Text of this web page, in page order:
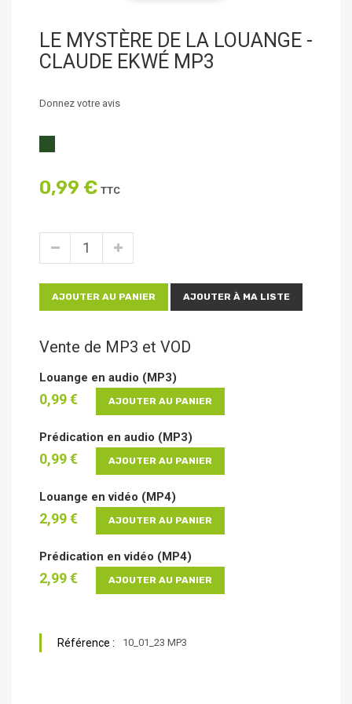
LE MYSTÈRE DE LA LOUANGE -
CLAUDE EKWÉ MP3
Donnez votre avis
0,99 € TTC
AJOUTER AU PANIER AJOUTER À MA LISTE
Vente de MP3 et VOD
Louange en audio (MP3)
0,99 € AJOUTER AU PANIER
Prédication en audio (MP3)
0,99 € AJOUTER AU PANIER
Louange en vidéo (MP4)
2,99 € AJOUTER AU PANIER
Prédication en vidéo (MP4)
2,99 € AJOUTER AU PANIER
Référence : 10_01_23 MP3